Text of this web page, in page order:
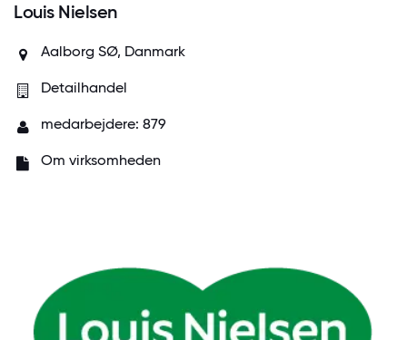
Louis Nielsen
Aalborg SØ, Danmark
Detailhandel
medarbejdere: 879
Om virksomheden